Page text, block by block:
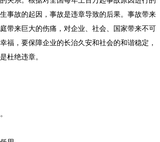
事故的起因，事故是违章导致的后果。事故带来
带来巨大的伤痛，对企业、社会、国家带来不可
福，要保障企业的长治久安和社会的和谐稳定，
杜绝违章。